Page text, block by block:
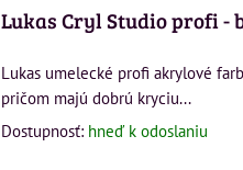
Lukas Cryl Studio profi -
Lukas umelecké profi akrylové
pričom majú dobrú kryciu...
Dostupnosť: hneď k odoslaniu